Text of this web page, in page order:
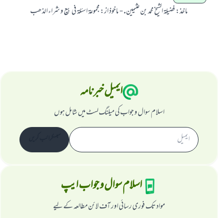
ماخذ:فضيلۃ الشيخ محمد بن عثيمين. - ماخوذ از: مجموعۃ اسئلۃ فى بيع و شراء الذھب
ایمیل خبرنامہ
اسلام سوال و جواب کی میلنگ لسٹ میں شامل ہوں
اسلام سوال و جواب ایپ
مواد تک فوری رسائی اور آف لائن مطالعہ کے لیے